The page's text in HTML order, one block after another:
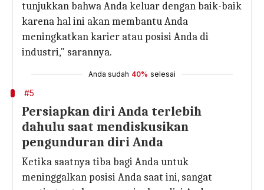
tunjukkan bahwa Anda keluar dengan baik-baik
karena hal ini akan membantu Anda
meningkatkan karier atau posisi Anda di
industri," sarannya.
Anda sudah 40% selesai
#5
Persiapkan diri Anda terlebih
dahulu saat mendiskusikan
pengunduran diri Anda
Ketika saatnya tiba bagi Anda untuk
meninggalkan posisi Anda saat ini, sangat